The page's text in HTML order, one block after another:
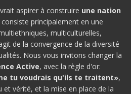
aspirer à construire une nation
consiste principalement en une
multiculturelles,
de la convergence de la diversité
Nous vous invitons changer la
Active, avec la règle d'or:
tu voudrais qu'ils te traitent»,
et vérité, et la mise en place de la